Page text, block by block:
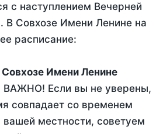
с наступлением Вечерней
В Совхозе Имени Ленине на
расписание:
Имени Ленине
ВАЖНО! Если вы не уверены,
совпадает со временем
вашей местности, советуем